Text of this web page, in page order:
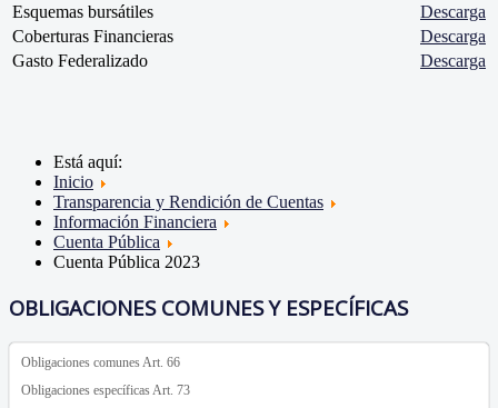
Esquemas bursátiles
Descarga
Coberturas Financieras
Descarga
Gasto Federalizado
Descarga
Está aquí:
Inicio
Transparencia y Rendición de Cuentas
Información Financiera
Cuenta Pública
Cuenta Pública 2023
OBLIGACIONES COMUNES Y ESPECÍFICAS
Obligaciones comunes Art. 66
Obligaciones específicas Art. 73